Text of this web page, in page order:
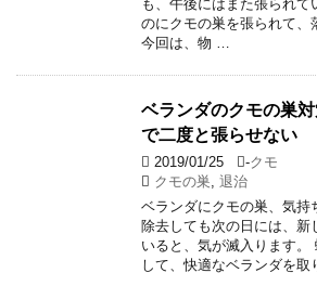
も、午後にはまた張られて
のにクモの巣を張られて、
今回は、物 …
ベランダのクモの巣
で二度と張らせない
2019/01/25 -クモ
クモの巣 退治
ベランダにクモの巣、気持
除去しても次の日には、新
いると、気が滅入ります。
して、快適なベランダを取